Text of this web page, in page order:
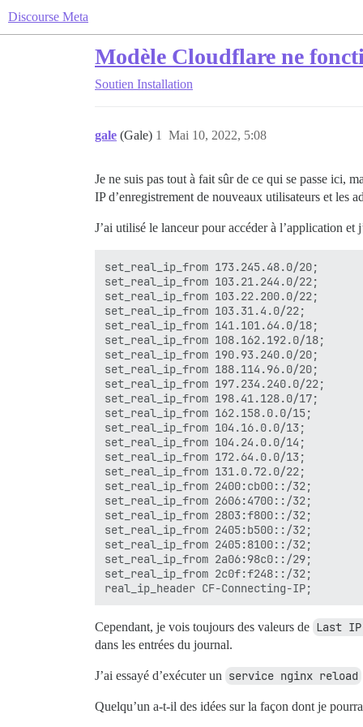
Discourse Meta
Modèle Cloudflare ne
Soutien Installation
gale (Gale) Mai 10, 2022, 5:08
1
Je ne suis pas tout à fait sûr de ce qui se passe ici,
IP d’enregistrement de nouveaux utilisateurs et les
J’ai utilisé le lanceur pour accéder à l’application
set_real_ip_from 173.245.48.0/20;
set_real_ip_from 103.21.244.0/22;
set_real_ip_from 103.22.200.0/22;
set_real_ip_from 103.31.4.0/22;
set_real_ip_from 141.101.64.0/18;
set_real_ip_from 108.162.192.0/18;
set_real_ip_from 190.93.240.0/20;
set_real_ip_from 188.114.96.0/20;
set_real_ip_from 197.234.240.0/22;
set_real_ip_from 198.41.128.0/17;
set_real_ip_from 162.158.0.0/15;
set_real_ip_from 104.16.0.0/13;
set_real_ip_from 104.24.0.0/14;
set_real_ip_from 172.64.0.0/13;
set_real_ip_from 131.0.72.0/22;
set_real_ip_from 2400:cb00::/32;
set_real_ip_from 2606:4700::/32;
set_real_ip_from 2803:f800::/32;
set_real_ip_from 2405:b500::/32;
set_real_ip_from 2405:8100::/32;
set_real_ip_from 2a06:98c0::/29;
set_real_ip_from 2c0f:f248::/32;
Cependant, je vois toujours des valeurs de Last IP
dans les entrées du journal.
J’ai essayé d’exécuter un service nginx reload
Quelqu’un a-t-il des idées sur la façon dont je